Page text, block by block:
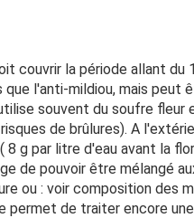
couvrir la période allant du
l'anti-mildiou, mais peut
souvent du soufre fleur
de brûlures). A
g par litre d'eau avant la
de pouvoir être mélangé
ou : voir composition des
permet de traiter encore